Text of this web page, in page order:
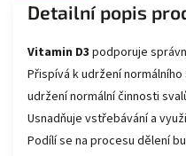
Detailní popis
Vitamin D3 podporuje
Přispívá k udržení
udržení normální činnosti
Usnadňuje vstřebávání a
Podílí se na procesu dělení